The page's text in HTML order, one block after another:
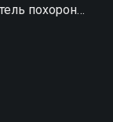
похорон
необходимо